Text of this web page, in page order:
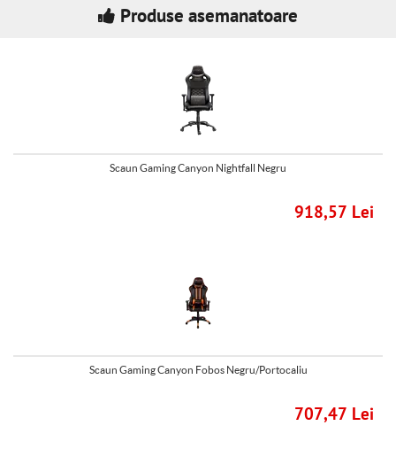
Produse asemanatoare
Scaun Gaming Canyon Nightfall Negru
918,57 Lei
Scaun Gaming Canyon Fobos Negru/Portocaliu
707,47 Lei